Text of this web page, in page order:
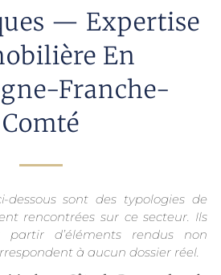
— Expertise
En
Franche-
Comté
dessous sont des typologies de
rencontrées sur ce secteur. Ils
partir d’éléments rendus non
à aucun dossier réel.